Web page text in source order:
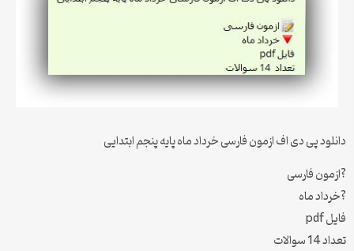
دانلود پی دی اف ازمون فارسی خرداد ماه پایه پنجم ابتدایی
?ازمون فارسی
?خرداد ماه
فایل pdf
تعداد 14 سوالات